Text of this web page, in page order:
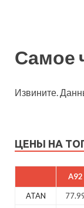
Самое
Извините.
ЦЕНЫ НА
A92
ATAN